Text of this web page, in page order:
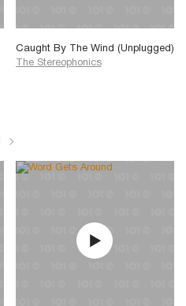
Caught By The Wind (Unplugged)
The Stereophonics